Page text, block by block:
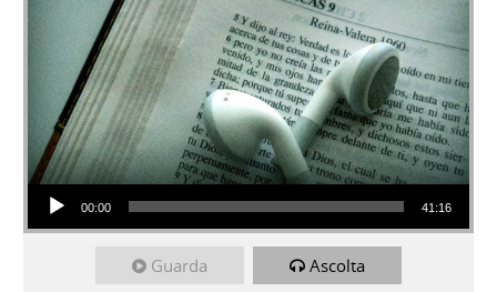
Audio Player
00:00 41:16
Guarda Ascolta